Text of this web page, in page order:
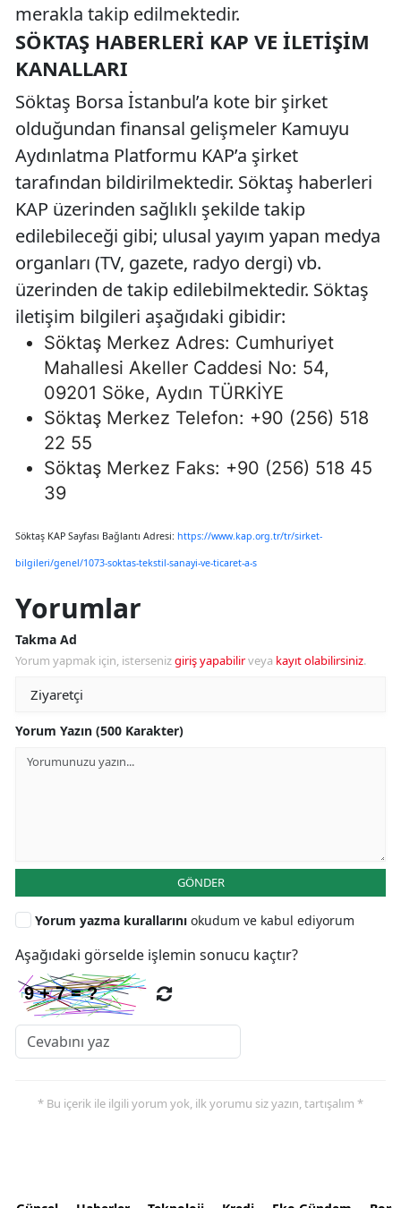
merakla takip edilmektedir.
SÖKTAŞ HABERLERI KAP VE İLETIŞIM
KANALLARI
Söktaş Borsa İstanbul’a kote bir şirket
olduğundan finansal gelişmeler Kamuyu
Aydınlatma Platformu KAP’a şirket
tarafından bildirilmektedir. Söktaş haberleri
KAP üzerinden sağlıklı şekilde takip
edilebileceği gibi; ulusal yayım yapan medya
organları (TV, gazete, radyo dergi) vb.
üzerinden de takip edilebilmektedir. Söktaş
iletişim bilgileri aşağıdaki gibidir:
Söktaş Merkez Adres: Cumhuriyet
Mahallesi Akeller Caddesi No: 54,
09201 Söke, Aydın TÜRKİYE
Söktaş Merkez Telefon: +90 (256) 518
22 55
Söktaş Merkez Faks: +90 (256) 518 45
39
Söktaş KAP Sayfası Bağlantı Adresi: https://www.kap.org.tr/tr/sirket-
bilgileri/genel/1073-soktas-tekstil-sanayi-ve-ticaret-a-s
Yorumlar
Takma Ad
Yorum yapmak için, istersenizgiriş yapabilirveya kayıt olabilirsiniz.
Yorum Yazın (500 Karakter)
GÖNDER
Yorum yazma kurallarını okudum ve kabul ediyorum
Aşağıdaki görselde işlemin sonucu kaçtır?
* Bu içerik ile ilgili yorum yok, ilk yorumu siz yazın, tartışalım *